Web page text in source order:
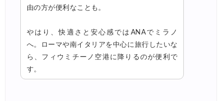
由の方が便利なことも。
やはり、快適さと安心感ではANAでミラノ
へ。ローマや南イタリアを中心に旅行したいな
ら、フィウミチーノ空港に降りるのが便利で
す。